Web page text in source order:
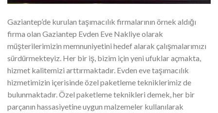
Gaziantep’de kurulan taşımacılık firmalarının örnek aldığı
firma olan Gaziantep Evden Eve Nakliye olarak
müşterilerimizin memnuniyetini hedef alarak çalışmalarımızı
sürdürmekteyiz. Her bir iş, bizim için yeni ufuklar açmakta,
hizmet kalitemizi arttırmaktadır. Evden eve taşımacılık
hizmetimizin içerisinde özel paketleme tekniklerimiz de
bulunmaktadır. Özel paketleme teknikleri demek, her bir
parçanın hassasiyetine uygun malzemeler kullanılarak